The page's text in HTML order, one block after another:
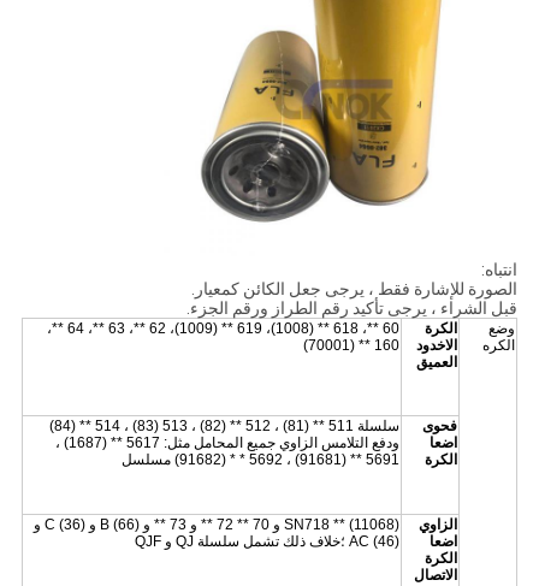
انتباه:
الصورة للإشارة فقط ، يرجى جعل الكائن كمعيار.
قبل الشراء ، يرجى تأكيد رقم الطراز ورقم الجزء.
وضع
الكره
الكرة
الاخدود
العميق
60 **، 618 ** (1008)، 619 ** (1009)، 62 **، 63 **، 64 **،
160 ** (70001)
فحوى
اضعا
الكرة
سلسلة 511 ** (81) ، 512 ** (82) ، 513 (83) ، 514 ** (84)
ودفع التلامس الزاوي جميع المحامل مثل: 5617 ** (1687) ،
5691 ** (91681) ، 5692 * * (91682) مسلسل
الزاوي
اضعا
الكرة
الاتصال
SN718 ** (11068) و 70 ** 72 ** و 73 ** و B (66) و C (36) و
AC (46) ؛خلاف ذلك تشمل سلسلة QJ و QJF